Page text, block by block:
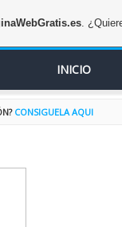
INICIO
CONSIGUELA AQUI
.